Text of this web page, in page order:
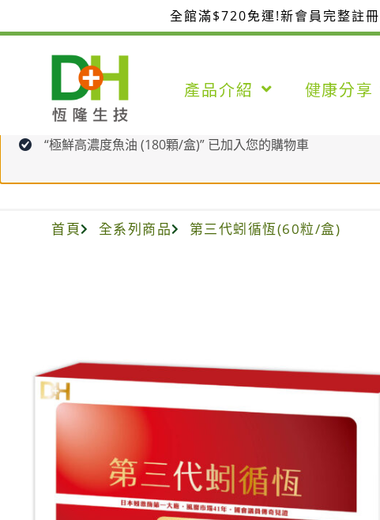
至
全館滿$720免運!新會員完整註
產品介紹 健康分享
“極鮮高濃度魚油 (180顆/盒)” 已加入您的購物車
首頁 全系列商品 第三代蚓循恆(60粒/盒)